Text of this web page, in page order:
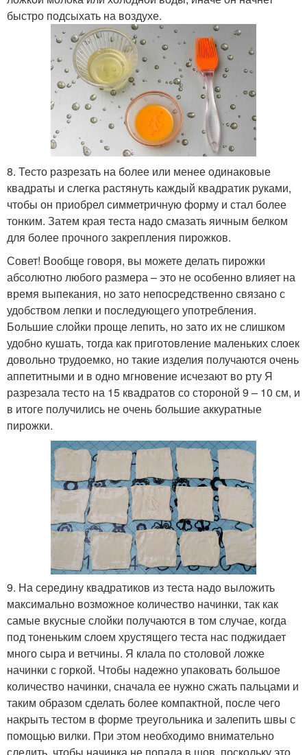
быстро подсыхать на воздухе.
8. Тесто разрезать на более или менее одинаковые
квадраты и слегка растянуть каждый квадратик руками,
чтобы он приобрел симметричную форму и стал более
тонким. Затем края теста надо смазать яичным белком
для более прочного закрепления пирожков.
Совет! Вообще говоря, вы можете делать пирожки
абсолютно любого размера – это не особенно влияет на
время выпекания, но зато непосредственно связано с
удобством лепки и последующего употребления.
Большие слойки проще лепить, но зато их не слишком
удобно кушать, тогда как приготовление маленьких слоек
довольно трудоемко, но такие изделия получаются очень
аппетитными и в одно мгновение исчезают во рту Я
разрезала тесто на 15 квадратов со стороной 9 – 10 см, и
в итоге получились не очень большие аккуратные
пирожки.
9. На середину квадратиков из теста надо выложить
максимально возможное количество начинки, так как
самые вкусные слойки получаются в том случае, когда
под тоненьким слоем хрустящего теста нас поджидает
много сыра и ветчины. Я клала по столовой ложке
начинки с горкой. Чтобы надежно упаковать большое
количество начинки, сначала ее нужно сжать пальцами и
таким образом сделать более компактной, после чего
накрыть тестом в форме треугольника и залепить швы с
помощью вилки. При этом необходимо внимательно